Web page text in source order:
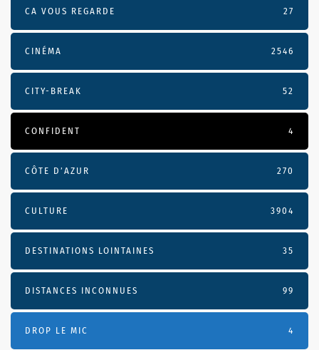
CA VOUS REGARDE 27
CINÉMA 2546
CITY-BREAK 52
CONFIDENT 4
CÔTE D’AZUR 270
CULTURE 3904
DESTINATIONS LOINTAINES 35
DISTANCES INCONNUES 99
DROP LE MIC 4